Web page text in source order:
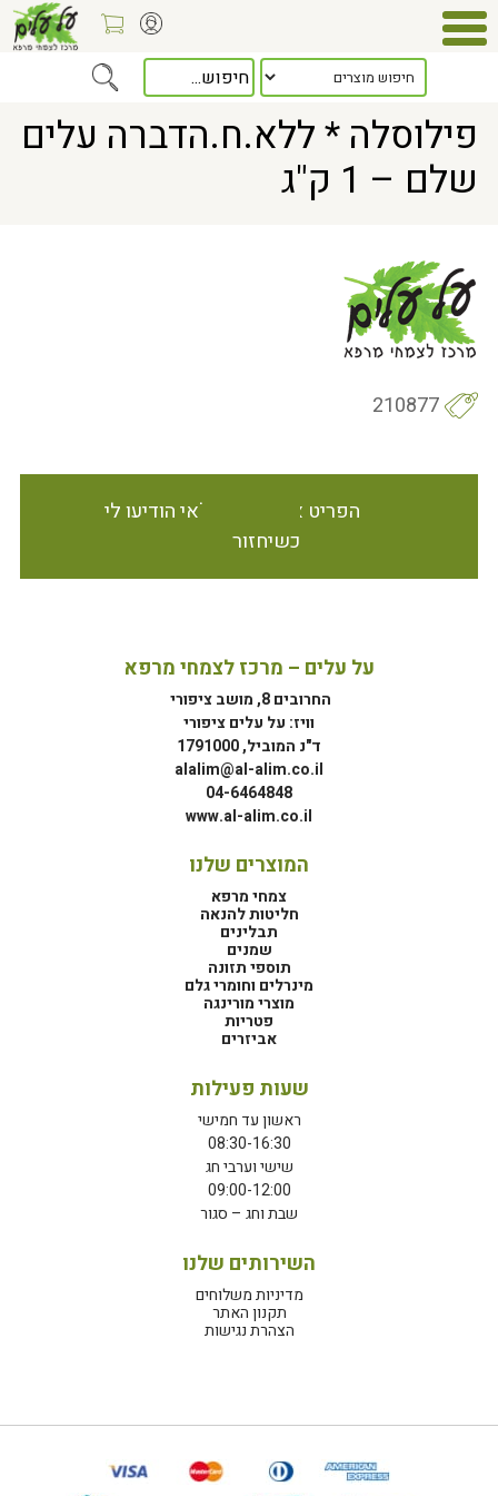
> פילוסלה * ללא.ח.הדברה עלים שלם – 1 ק"ג
פילוסלה * ללא.ח.הדברה עלים
שלם – 1 ק"ג
210877
הפריט אינו זמין במלאי הודיעו לי
כשיחזור
על עלים – מרכז לצמחי מרפא
החרובים 8, מושב ציפורי
וויז: על עלים ציפורי
ד"נ המוביל, 1791000
alalim@al-alim.co.il
04-6464848
www.al-alim.co.il
המוצרים שלנו
צמחי מרפא
חליטות להנאה
תבלינים
שמנים
תוספי תזונה
מינרלים וחומרי גלם
מוצרי מורינגה
פטריות
אביזרים
שעות פעילות
ראשון עד חמישי
08:30-16:30
שישי וערבי חג
09:00-12:00
שבת וחג – סגור
השירותים שלנו
מדיניות משלוחים
תקנון האתר
הצהרת נגישות